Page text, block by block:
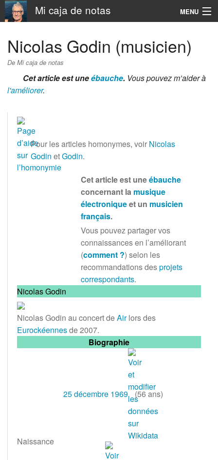
Mi caja de notas MENU
Nicolas Godin (musicien)
De Mi caja de notas
Cet article est uneébauche. Vous pouvez m’aider à
l'améliorer.
Pour les articles homonymes, voir Nicolas
Godin etGodin.
Cet article est uneébauche
concernant la musique
électroniqueet un musicien
français.
Vous pouvez partager vos
connaissances en l’améliorant
(comment ?) selon les
recommandations desprojets
correspondants.
Nicolas Godin
Nicolas Godin au concert deAirlors des
Eurockéennesde 2007.
Biographie
Naissance
25décembre 1969 (56 ans)